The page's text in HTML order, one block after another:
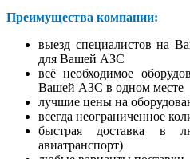
Преимущества компании:
выезд специалистов на
для Вашей АЗС
всё необходимое
Вашей АЗС в одном месте
лучшие цены на
всегда неограниченное
быстрая доставка в
авиатранспорт)